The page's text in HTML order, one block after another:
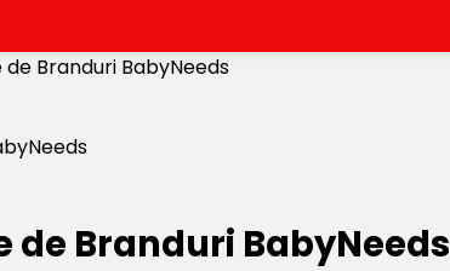
de Branduri BabyNeeds
de Branduri BabyNeeds